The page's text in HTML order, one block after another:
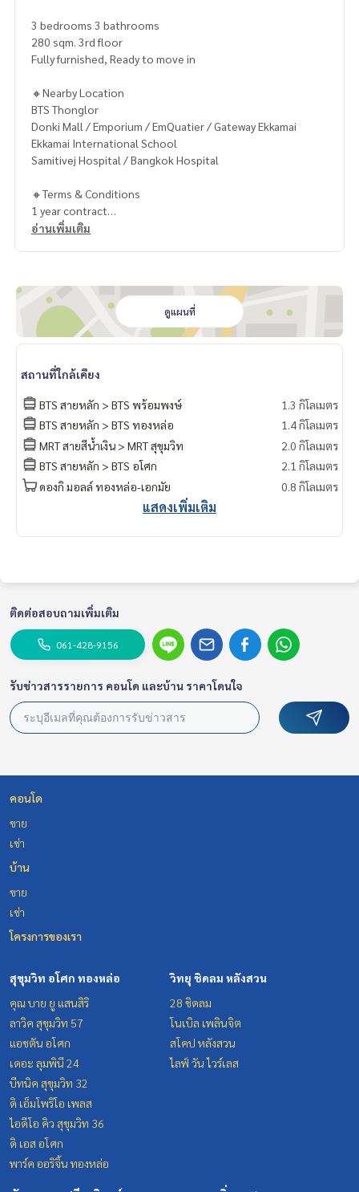
3 bedrooms 3 bathrooms
280 sqm. 3rd floor
Fully furnished, Ready to move in
🔸Nearby Location
BTS Thonglor
Donki Mall / Emporium / EmQuatier / Gateway Ekkamai
Ekkamai International School
Samitivej Hospital / Bangkok Hospital
🔸Terms & Conditions
1 year contract
Rental 100,000 THB./Month
Contact
Khun Chanya: Tel.
061-428-9156
Whats app:+66 61 428 9156
Line ID: @mcre
My Celebrity Co., Ltd. Real Estate Agency, Service You Can T
rust.
#luxury #LuxuryCondominium #Luxurycondo #condominiu
m #rent # condo #condo Bangkok #Bangkok Condo #Con
do for rent #For rent #Condorental #RentSellCondoBang
kok #rentcondo #rentalproperty #rental #Luxurycondofo
rrent #Condo near the BTS #Condo #MCRE #realestateag
ent #MRT #BTS #nearschools #schools #Donki Mall #Top
s Thonglor#Emporium #EmQuatier #Gateway Ekkamai #Ekk
อ่านเพิ่มเติม
ดูแผนที่
สถานที่ใกล้เคียง
BTS สายหลัก > BTS พร้อมพงษ์
1.3 กิโลเมตร
BTS สายหลัก > BTS ทองหล่อ
1.4 กิโลเมตร
MRT สายสีน้ำเงิน > MRT สุขุมวิท
2.0 กิโลเมตร
BTS สายหลัก > BTS อโศก
2.1 กิโลเมตร
ดองกิ มอลล์ ทองหล่อ-เอกมัย
0.8 กิโลเมตร
แสดงเพิ่มเติม
ติดต่อสอบถามเพิ่มเติม
061-428-9156
รับข่าวสารรายการ คอนโด และบ้าน ราคาโดนใจ
คอนโด
ขาย
เช่า
บ้าน
ขาย
เช่า
โครงการของเรา
สุขุมวิท อโศก ทองหล่อ
คุณ บาย ยู แสนสิริ
ลาวิค สุขุมวิท 57
แอชตัน อโศก
เดอะ ลุมพินี 24
บีทนิค สุขุมวิท 32
ดิ เอ็มโพริโอ เพลส
ไอดีโอ คิว สุขุมวิท 36
ดิ เอส อโศก
พาร์ค ออริจิ้น ทองหล่อ
วิทยุ ชิดลม หลังสวน
28 ชิดลม
โนเบิล เพลินจิต
สโคป หลังสวน
ไลฟ์ วัน ไวร์เลส